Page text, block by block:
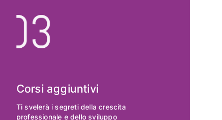
Corsi aggiuntivi
Ti svelerà i segreti della crescita
professionale e dello sviluppo